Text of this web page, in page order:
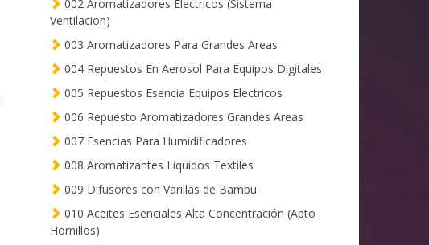
002 Aromatizadores Electricos (Sistema
Ventilacion)
003 Aromatizadores Para Grandes Areas
004 Repuestos En Aerosol Para Equipos Digitales
005 Repuestos Esencia Equipos Electricos
006 Repuesto Aromatizadores Grandes Areas
007 Esencias Para Humidificadores
008 Aromatizantes Liquidos Textiles
009 Difusores con Varillas de Bambu
010 Aceites Esenciales Alta Concentración (Apto
Hornillos)